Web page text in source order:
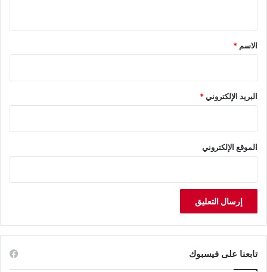
*
الاسم *
البريد الإلكتروني*
الموقع الإلكتروني
تابعنا على فيسبوك